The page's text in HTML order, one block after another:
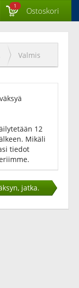
1 Ostoskori
Valmis
12
Mikäli
tiedot
jatka.